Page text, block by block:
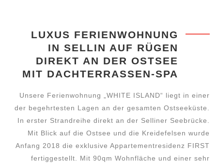
LUXUS FERIENWOHNUNG
IN SELLIN AUF RÜGEN
DIREKT AN DER OSTSEE
MIT DACHTERRASSEN-SPA
Unsere Ferienwohnung „WHITE ISLAND“ liegt in einer
der begehrtesten Lagen an der gesamten Ostseeküste.
In erster Strandreihe direkt an der Selliner Seebrücke.
Mit Blick auf die Ostsee und die Kreidefelsen wurde
Anfang 2018 die exklusive Appartementresidenz FIRST
fertiggestellt. Mit 90qm Wohnfläche und einer sehr